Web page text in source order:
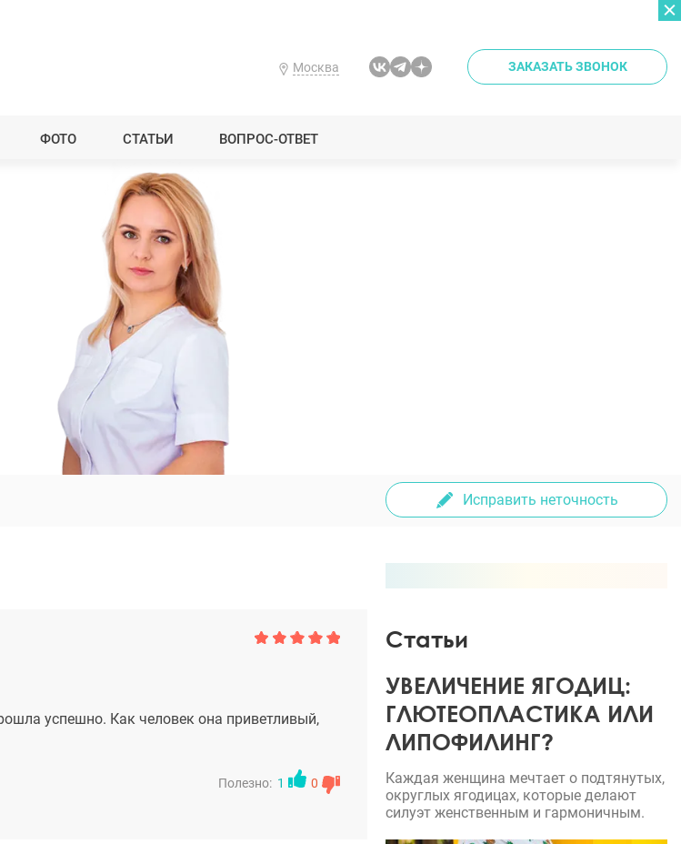
Москва ЗАКАЗАТЬ ЗВОНОК
ФОТО СТАТЬИ ВОПРОС-ОТВЕТ
Исправить неточность
успешно. Как человек она приветливый,
Полезно: 1 0
Статьи
УВЕЛИЧЕНИЕ ЯГОДИЦ:
ГЛЮТЕОПЛАСТИКА ИЛИ
ЛИПОФИЛИНГ?
Каждая женщина мечтает о подтянутых,
округлых ягодицах, которые делают
силуэт женственным и гармоничным.